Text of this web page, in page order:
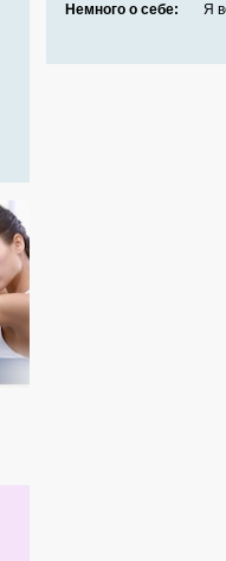
Немного о себе:
Я